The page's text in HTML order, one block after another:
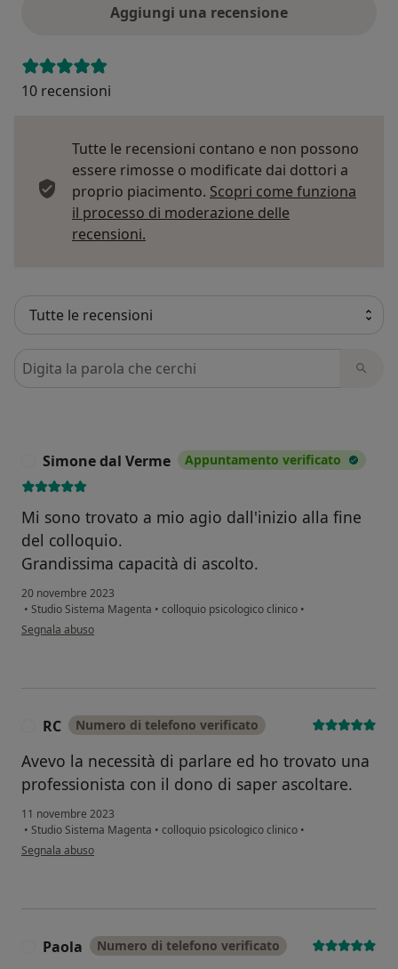
Aggiungi una recensione
10 recensioni
Tutte le recensioni contano e non possono
essere rimosse o modificate dai dottori a
proprio piacimento. Scopri come funziona
il processo di moderazione delle
recensioni.
Cerca nelle recensioni
Simone dal Verme Appuntamento verificato
Mi sono trovato a mio agio dall'inizio alla fine
del colloquio.
Grandissima capacità di ascolto.
20 novembre 2023
• Studio Sistema Magenta • colloquio psicologico clinico •
secondo l'opinione dell'utente Simone dal Verme
Segnala abuso
RC Numero di telefono verificato
Avevo la necessità di parlare ed ho trovato una
professionista con il dono di saper ascoltare.
11 novembre 2023
• Studio Sistema Magenta • colloquio psicologico clinico •
secondo l'opinione dell'utente RC
Segnala abuso
Paola Numero di telefono verificato